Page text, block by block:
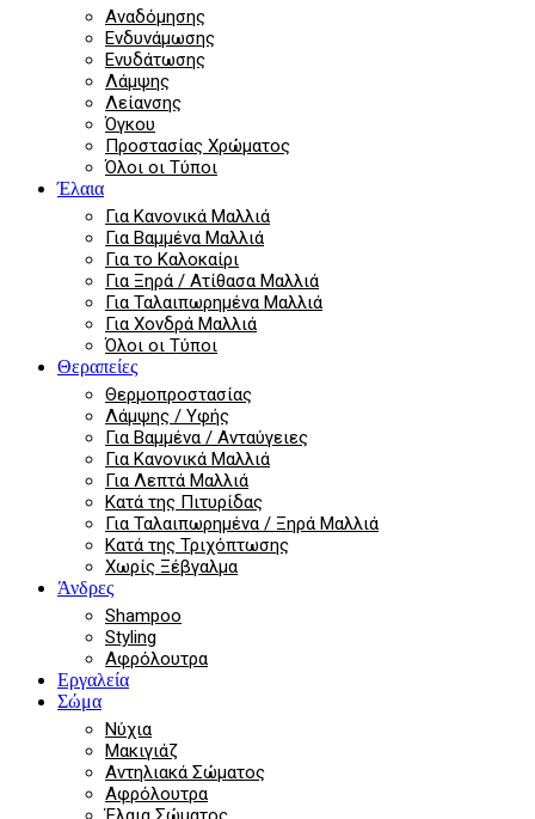
Αναδόμησης
Ενδυνάμωσης
Ενυδάτωσης
Λάμψης
Λείανσης
Όγκου
Προστασίας Χρώματος
Όλοι οι Τύποι
Έλαια
Για Κανονικά Μαλλιά
Για Βαμμένα Μαλλιά
Για το Καλοκαίρι
Για Ξηρά / Ατίθασα Μαλλιά
Για Ταλαιπωρημένα Μαλλιά
Για Χονδρά Μαλλιά
Όλοι οι Τύποι
Θεραπείες
Θερμοπροστασίας
Λάμψης / Υφής
Για Βαμμένα / Ανταύγειες
Για Κανονικά Μαλλιά
Για Λεπτά Μαλλιά
Κατά της Πιτυρίδας
Για Ταλαιπωρημένα / Ξηρά Μαλλιά
Κατά της Τριχόπτωσης
Χωρίς Ξέβγαλμα
Άνδρες
Shampoo
Styling
Αφρόλουτρα
Εργαλεία
Σώμα
Νύχια
Μακιγιάζ
Αντηλιακά Σώματος
Αφρόλουτρα